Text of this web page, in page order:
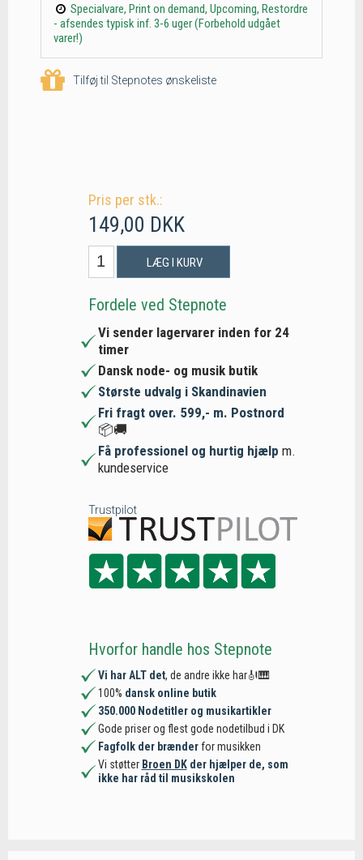
Specialvare, Print on demand, Upcoming, Restordre
- afsendes typisk inf. 3-6 uger (Forbehold udgået
varer!)
Tilføj til Stepnotes ønskeliste
Pris per stk.:
149,00 DKK
LÆG I KURV
Fordele ved Stepnote
Vi sender lagervarer inden for 24
timer
Dansk node- og musik butik
Største udvalg i Skandinavien
Fri fragt over. 599,- m. Postnord
📦🚚
Få professionel og hurtig hjælp m.
kundeservice
Trustpilot
Hvorfor handle hos Stepnote
Vi har ALT det, de andre ikke har🎻🎹
100% dansk online butik
350.000 Nodetitler og musikartikler
Gode priser og flest gode nodetilbud i DK
Fagfolk der brænderfor musikken
Vi støtter Broen DKder hjælper de, som
ikke har råd til musikskolen